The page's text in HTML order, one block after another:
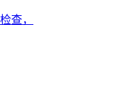
查，